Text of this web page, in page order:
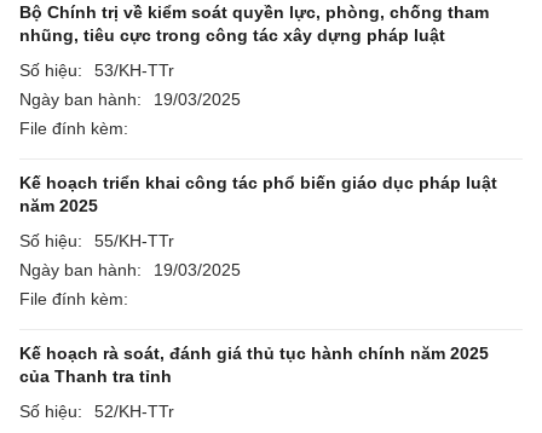
Bộ Chính trị về kiểm soát quyền lực, phòng, chống tham
nhũng, tiêu cực trong công tác xây dựng pháp luật
Số hiệu:
53/KH-TTr
Ngày ban hành:
19/03/2025
File đính kèm:
Kế hoạch triển khai công tác phổ biến giáo dục pháp luật
năm 2025
Số hiệu:
55/KH-TTr
Ngày ban hành:
19/03/2025
File đính kèm:
Kế hoạch rà soát, đánh giá thủ tục hành chính năm 2025
của Thanh tra tỉnh
Số hiệu:
52/KH-TTr